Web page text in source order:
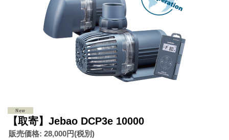
【取寄】Jebao DCP3e 10000
販売価格: 28,000円(税別)